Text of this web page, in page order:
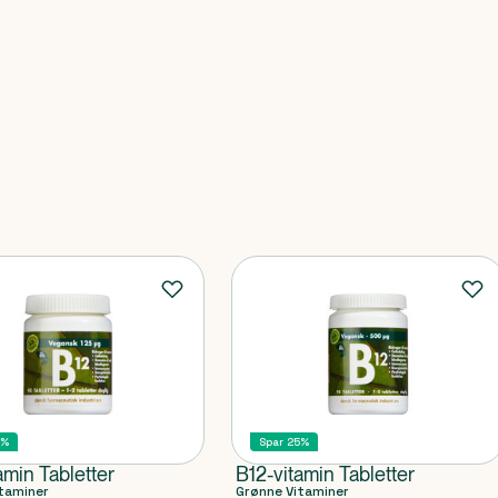
Tabletter
Spar 25%
B12-vitamin Tabletter
Grønne Vitaminer